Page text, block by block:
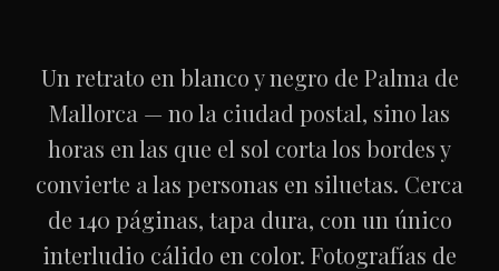
Un retrato en blanco y negro de Palma de
Mallorca — no la ciudad postal, sino las
horas en las que el sol corta los bordes y
convierte a las personas en siluetas. Cerca
de 140 páginas, tapa dura, con un único
interludio cálido en color. Fotografías de